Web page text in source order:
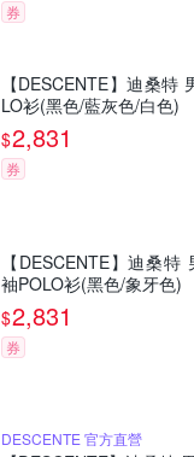
券
【DESCENTE】迪桑特
LO衫(黑色/藍灰色/白色)
$2,831
券
【DESCENTE】迪桑
袖POLO衫(黑色/象牙色)
$2,831
券
DESCENTE 官方直營